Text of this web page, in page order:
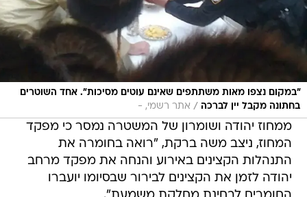
"במקום נצפו מאות משתתפים שאינם עוטים מסיכות". אחד השוטרים
בחתונה מקבל יין לברכה / אתר רשמי, -
ממחוז יהודה ושומרון של המשטרה נמסר כי מפקד
המחוז, ניצב משה ברקת, "רואה בחומרה את
התנהלות הקצינים באירוע והנחה את מפקד מרחב
יהודה לזמן את הקצינים לבירור שבסיומו יועברו